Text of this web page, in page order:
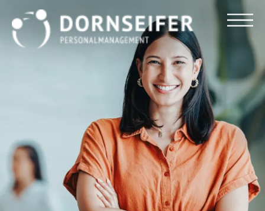
Für Arbeitnehmer
Für Unternehmen
Dornseifer DNA
Referenzen